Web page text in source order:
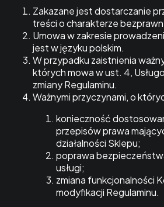
Zakazane jest dostarczanie
treści o charakterze
Umowa w zakresie
jest w języku polskim.
W przypadku zaistnienia
których mowa w ust. 4,
zmiany Regulaminu.
Ważnymi przyczynami, o
konieczność
przepisów prawa
działalności Sklepu;
poprawa
usługi;
zmiana funkcjonalności
modyfikacji Regulaminu.